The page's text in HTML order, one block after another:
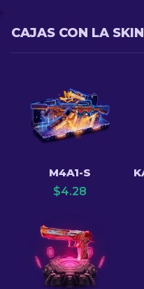
CAJAS CON LA SKIN
M4A1-S
$4.28